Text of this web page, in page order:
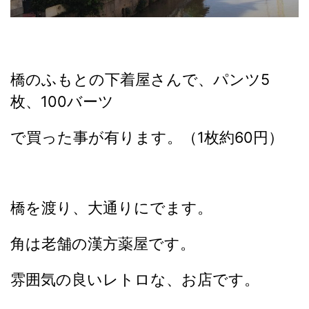
橋のふもとの下着屋さんで、パンツ5
枚、100バーツ
で買った事が有ります。（1枚約60円）
橋を渡り、大通りにでます。
角は老舗の漢方薬屋です。
雰囲気の良いレトロな、お店です。